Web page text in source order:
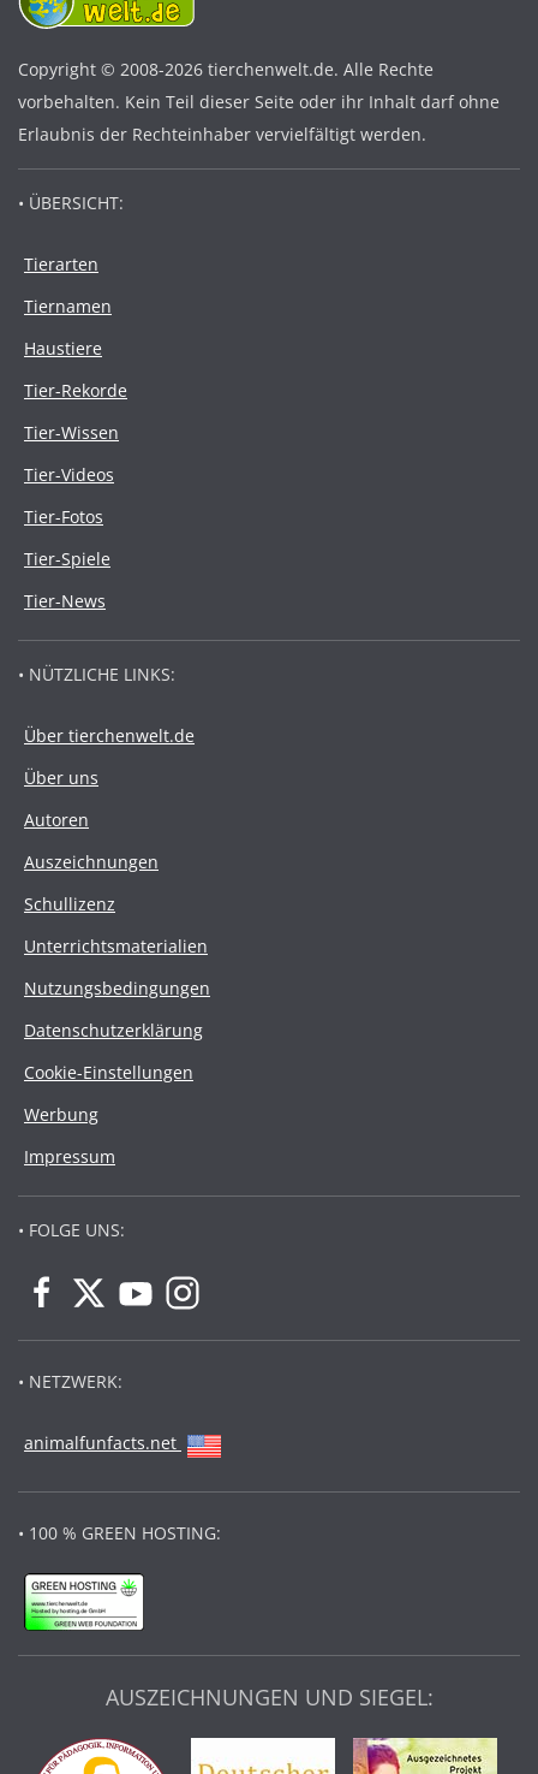
Copyright © 2008-2026 tierchenwelt.de. Alle Rechte
vorbehalten. Kein Teil dieser Seite oder ihr Inhalt darf ohne
Erlaubnis der Rechteinhaber vervielfältigt werden.
• ÜBERSICHT:
Tierarten
Tiernamen
Haustiere
Tier-Rekorde
Tier-Wissen
Tier-Videos
Tier-Fotos
Tier-Spiele
Tier-News
• NÜTZLICHE LINKS:
Über tierchenwelt.de
Über uns
Autoren
Auszeichnungen
Schullizenz
Unterrichtsmaterialien
Nutzungsbedingungen
Datenschutzerklärung
Cookie-Einstellungen
Werbung
Impressum
• FOLGE UNS:
• NETZWERK:
animalfunfacts.net
• 100 % GREEN HOSTING:
AUSZEICHNUNGEN UND SIEGEL: